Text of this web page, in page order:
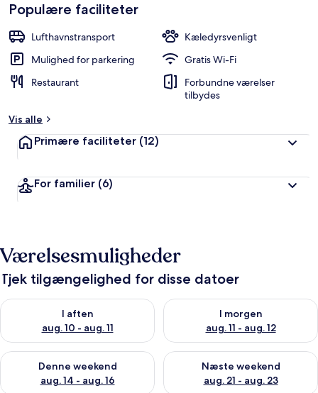
Populære faciliteter
Lufthavnstransport
Kæledyrsvenligt
Mulighed for parkering
Gratis Wi-Fi
Restaurant
Forbundne værelser
tilbydes
Vis alle
Primære faciliteter (12)
For familier (6)
Værelsesmuligheder
Tjek tilgængelighed for disse datoer
I aften
aug. 10 - aug. 11
Tjek tilgængelighed for i aften aug. 10 - aug. 11
I morgen
aug. 11 - aug. 12
Tjek tilgængelighed for i
Denne weekend
aug. 14 - aug. 16
Tjek tilgængelighed for denne weekend aug. 14 - aug. 16
Næste weekend
aug. 21 - aug. 23
Tjek tilgængelighed for næste